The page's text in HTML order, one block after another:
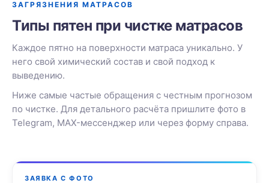
ЗАГРЯЗНЕНИЯ МАТРАСОВ
Типы пятен при чистке матрасов
Каждое пятно на поверхности матраса уникально. У
него свой химический состав и свой подход к
выведению.
Ниже самые частые обращения с честным прогнозом
по чистке. Для детального расчёта пришлите фото в
Telegram, MAX-мессенджер или через форму справа.
ЗАЯВКА С ФОТО